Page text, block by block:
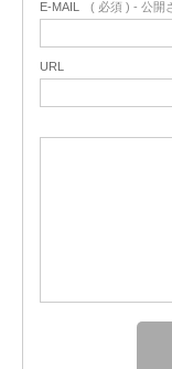
E-MAIL ( 必須 ) - 公開
URL